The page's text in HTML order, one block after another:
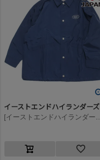
イーストエンドハイランダーズ